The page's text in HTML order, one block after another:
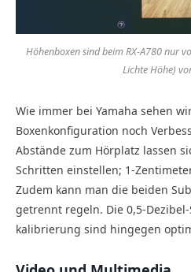
Höhenboxen sind beim RX-A780 nur
Lichte Höhe)
Wie immer bei Yamaha sehen
Boxenkonfiguration noch
Abstände zum Hörplatz lassen
Schritten einstellen; 1-
Zudem kann man die beiden
getrennt regeln. Die 0,5-
kalibrierung sind hingegen